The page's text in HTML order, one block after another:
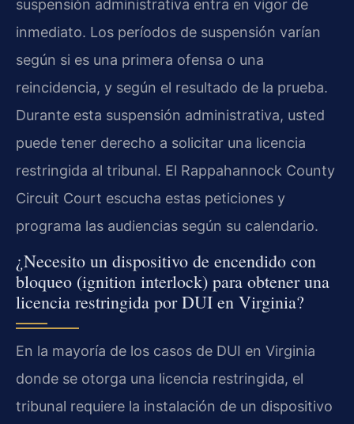
suspensión administrativa entra en vigor de
inmediato. Los períodos de suspensión varían
según si es una primera ofensa o una
reincidencia, y según el resultado de la prueba.
Durante esta suspensión administrativa, usted
puede tener derecho a solicitar una licencia
restringida al tribunal. El Rappahannock County
Circuit Court escucha estas peticiones y
programa las audiencias según su calendario.
¿Necesito un dispositivo de encendido con
bloqueo (ignition interlock) para obtener una
licencia restringida por DUI en Virginia?
En la mayoría de los casos de DUI en Virginia
donde se otorga una licencia restringida, el
tribunal requiere la instalación de un dispositivo